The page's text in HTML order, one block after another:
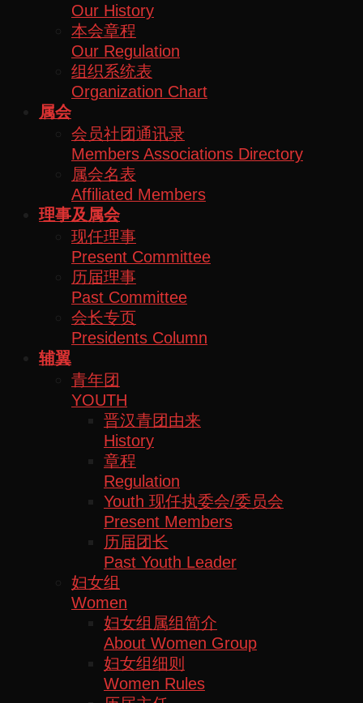
Our History
本会章程
Our Regulation
组织系统表
Organization Chart
属会
会员社团通讯录
Members Associations Directory
属会名表
Affiliated Members
理事及属会
现任理事
Present Committee
历届理事
Past Committee
会长专页
Presidents Column
辅翼
青年团
YOUTH
晋汉青团由来
History
章程
Regulation
Youth 现任执委会/委员会
Present Members
历届团长
Past Youth Leader
妇女组
Women
妇女组属组简介
About Women Group
妇女组细则
Women Rules